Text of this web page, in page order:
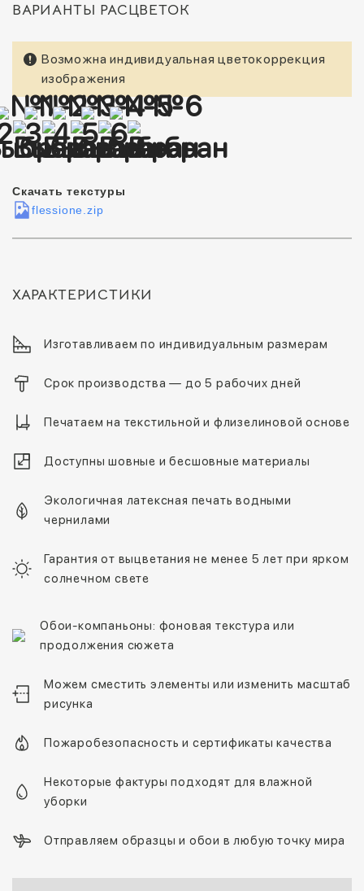
ВАРИАНТЫ РАСЦВЕТОК
Возможна индивидуальная цветокоррекция
изображения
№1№2№3№4№5№6
Скачать текстуры
flessione.zip
ХАРАКТЕРИСТИКИ
Изготавливаем по индивидуальным размерам
Срок производства — до 5 рабочих дней
Печатаем на текстильной и флизелиновой основе
Доступны шовные и бесшовные материалы
Экологичная латексная печать водными
чернилами
Гарантия от выцветания не менее 5 лет при ярком
солнечном свете
Обои-компаньоны: фоновая текстура или
продолжения сюжета
Можем сместить элементы или изменить масштаб
рисунка
Пожаробезопасность и сертификаты качества
Некоторые фактуры подходят для влажной
уборки
Отправляем образцы и обои в любую точку мира